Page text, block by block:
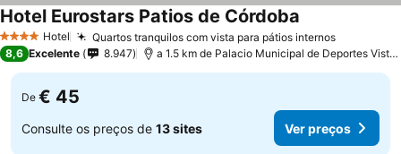
4 EstrelasHotel Quartos tranquilos com vista para pátios internos
Hotel Eurostars Patios de Córdoba
8,6 Excelente 8.947 a 1.5 km de Palacio Municipal de Deportes Vista Alegre
De € 45
Consulte os preços de 13 sites Ver preços